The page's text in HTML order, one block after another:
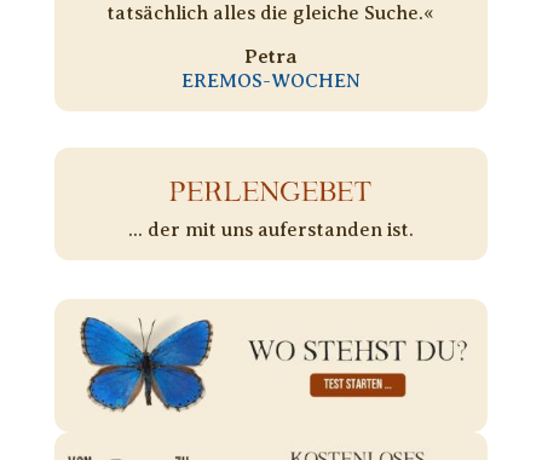
tatsächlich alles die gleiche Suche.«
Petra
EREMOS-WOCHEN
PERLENGEBET
... der mit uns auferstanden ist.